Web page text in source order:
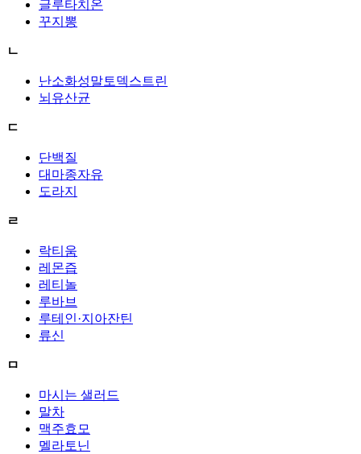
글루타치온
꾸지뽕
ㄴ
난소화성말토덱스트린
뇌유산균
ㄷ
단백질
대마종자유
도라지
ㄹ
락티움
레몬즙
레티놀
루바브
루테인·지아잔틴
류신
ㅁ
마시는 샐러드
말차
맥주효모
멜라토닌